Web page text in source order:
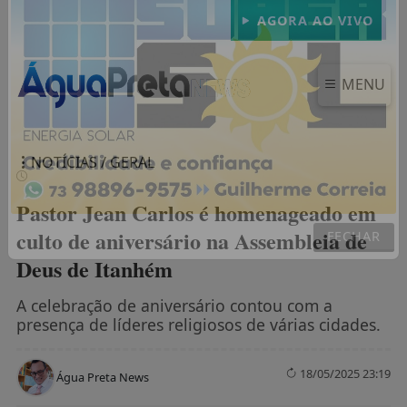
AGORA AO VIVO
MENU
NOTÍCIAS / GERAL
Pastor Jean Carlos é homenageado em
culto de aniversário na Assembleia de
Deus de Itanhém
A celebração de aniversário contou com a
presença de líderes religiosos de várias cidades.
Água Preta News 18/05/2025 23:19